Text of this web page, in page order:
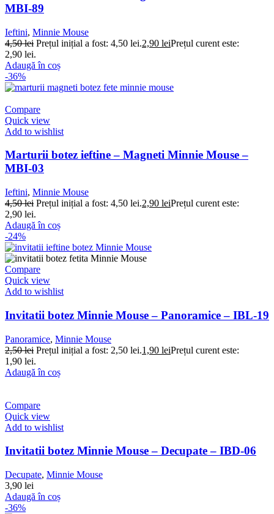
MBI-89
Ieftini, Minnie Mouse
4,50lei Prețul inițial a fost: 4,50 lei.2,90 leiPrețul curent este:
2,90 lei.
Adaugă în coș
-36%
Compare
Quick view
Add to wishlist
Marturii botez ieftine – Magneti Minnie Mouse –
MBI-03
Ieftini, Minnie Mouse
4,50lei Prețul inițial a fost: 4,50 lei.2,90 leiPrețul curent este:
2,90 lei.
Adaugă în coș
-24%
Compare
Quick view
Add to wishlist
Invitatii botez Minnie Mouse – Panoramice – IBL-19
Panoramice, Minnie Mouse
2,50lei Prețul inițial a fost: 2,50 lei.1,90 leiPrețul curent este:
1,90 lei.
Adaugă în coș
Compare
Quick view
Add to wishlist
Invitatii botez Minnie Mouse – Decupate – IBD-06
Decupate, Minnie Mouse
3,90 lei
Adaugă în coș
-36%